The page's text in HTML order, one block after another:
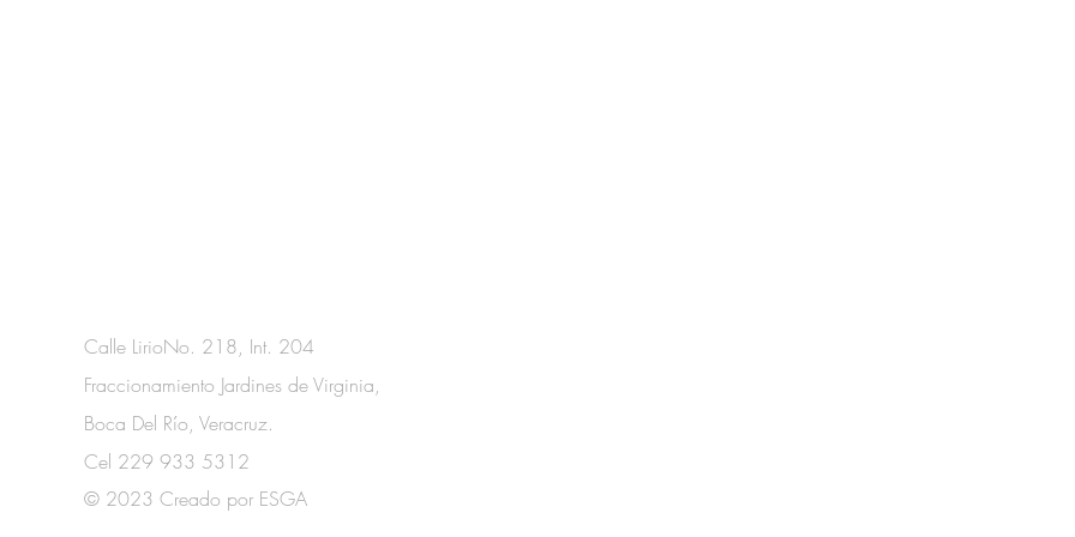
Calle LirioNo. 218, Int. 204
Fraccionamiento Jardines de Virginia,
Boca Del Río, Veracruz.
Cel 229 933 5312
© 2023 Creado por ESGA